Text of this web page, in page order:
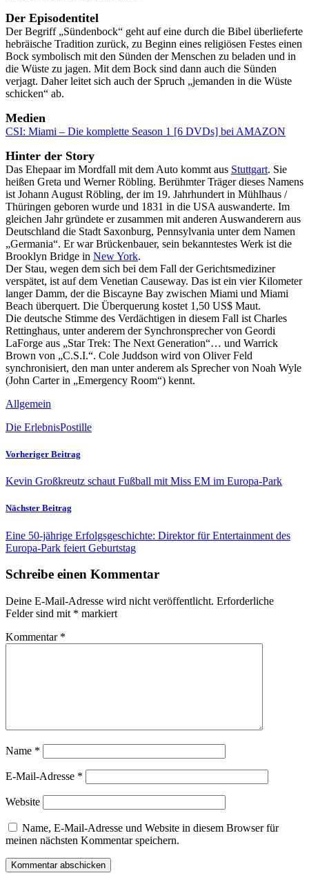
Der Episodentitel
Der Begriff „Sündenbock“ geht auf eine durch die Bibel überlieferte
hebräische Tradition zurück, zu Beginn eines religiösen Festes einen
Bock symbolisch mit den Sünden der Menschen zu beladen und in
die Wüste zu jagen. Mit dem Bock sind dann auch die Sünden
verjagt. Daher leitet sich auch der Spruch „jemanden in die Wüste
schicken“ ab.
Medien
CSI: Miami – Die komplette Season 1 [6 DVDs] bei AMAZON
Hinter der Story
Das Ehepaar im Mordfall mit dem Auto kommt aus Stuttgart. Sie
heißen Greta und Werner Röbling. Berühmter Träger dieses Namens
ist Johann August Röbling, der im 19. Jahrhundert in Mühlhaus /
Thüringen geboren wurde und 1831 in die USA auswanderte. Im
gleichen Jahr gründete er zusammen mit anderen Auswanderern aus
Deutschland die Stadt Saxonburg, Pennsylvania unter dem Namen
„Germania“. Er war Brückenbauer, sein bekanntestes Werk ist die
Brooklyn Bridge in New York.
Der Stau, wegen dem sich bei dem Fall der Gerichtsmediziner
verspätet, ist auf dem Venetian Causeway. Das ist ein vier Kilometer
langer Damm, der die Biscayne Bay zwischen Miami und Miami
Beach überquert. Die Überquerung kostet 1,50 US$ Maut.
Die deutsche Stimme des Verdächtigen in diesem Fall ist Charles
Rettinghaus, unter anderem der Synchronsprecher von Geordi
LaForge aus „Star Trek: The Next Generation“… und Warrick
Brown von „C.S.I.“. Cole Juddson wird von Oliver Feld
synchronisiert, den man unter anderem als Sprecher von Noah Wyle
(John Carter in „Emergency Room“) kennt.
Allgemein
Die ErlebnisPostille
Vorheriger Beitrag
Kevin Großkreutz schaut Fußball mit Miss EM im Europa-Park
Nächster Beitrag
Eine 50-jährige Erfolgsgeschichte: Direktor für Entertainment des
Europa-Park feiert Geburtstag
Schreibe einen Kommentar
Deine E-Mail-Adresse wird nicht veröffentlicht. Erforderliche
Felder sind mit * markiert
Kommentar *
Name *
E-Mail-Adresse *
Website
Name, E-Mail-Adresse und Website in diesem Browser für
meinen nächsten Kommentar speichern.